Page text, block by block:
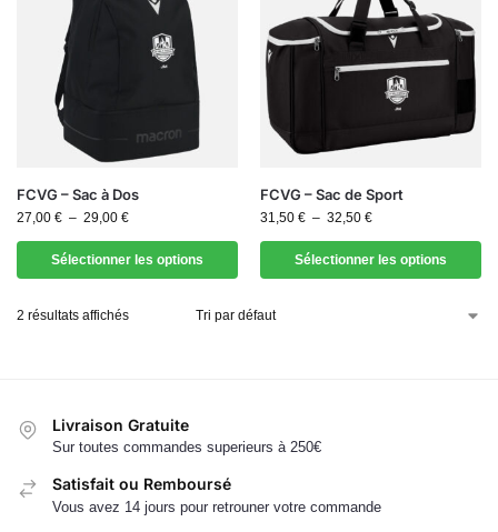
FCVG – Sac à Dos
27,00 € – 29,00 €
Sélectionner les options
FCVG – Sac de Sport
31,50 € – 32,50 €
Sélectionner les options
2 résultats affichés
Livraison Gratuite
Sur toutes commandes superieurs à 250€
Satisfait ou Remboursé
Vous avez 14 jours pour retrouner votre commande